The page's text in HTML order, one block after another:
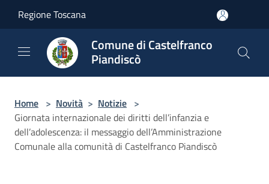
Regione Toscana
Comune di Castelfranco
Piandiscò
Home > Novità > Notizie >
Giornata internazionale dei diritti dell’infanzia e
dell’adolescenza: il messaggio dell’Amministrazione
Comunale alla comunità di Castelfranco Piandiscò